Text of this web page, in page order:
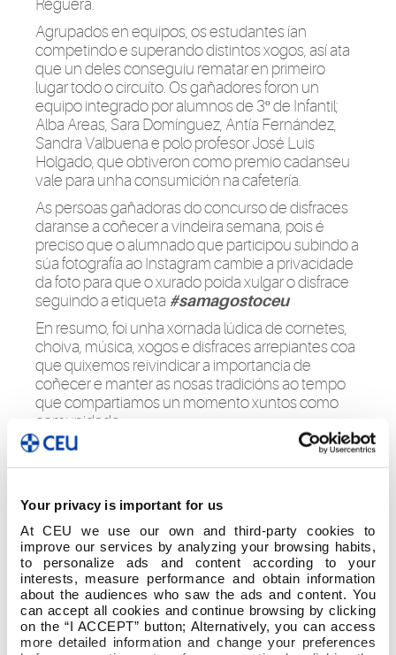
Your privacy is important for us
At CEU we use our own and third-party cookies to
improve our services by analyzing your browsing habits,
to personalize ads and content according to your
interests, measure performance and obtain information
about the audiences who saw the ads and content. You
can accept all cookies and continue browsing by clicking
on the “I ACCEPT” button; Alternatively, you can access
more detailed information and change your preferences
Reguera.
Agrupados en equipos, os estudantes ían
competindo e superando distintos xogos, así ata
que un deles conseguiu rematar en primeiro
lugar todo o circuíto. Os gañadores foron un
equipo integrado por alumnos de 3º de Infantil;
Alba Areas, Sara Domínguez, Antía Fernández,
Sandra Valbuena e polo profesor José Luis
Holgado, que obtiveron como premio cadanseu
vale para unha consumición na cafetería.
As persoas gañadoras do concurso de disfraces
daranse a coñecer a vindeira semana, pois é
preciso que o alumnado que participou subindo a
súa fotografía ao Instagram cambie a privacidade
da foto para que o xurado poida xulgar o disfrace
seguindo a etiqueta #samagostoceu
En resumo, foi unha xornada lúdica de cornetes,
choiva, música, xogos e disfraces arrepiantes coa
que quixemos reivindicar a importancia de
coñecer e manter as nosas tradicións ao tempo
que compartiamos un momento xuntos como
comunidade.